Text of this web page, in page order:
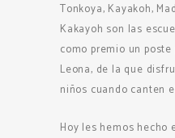
Tonkoya, Kayakoh,
Kakayoh son las
como premio un
Leona, de la que
niños cuando canten
Hoy les hemos hecho